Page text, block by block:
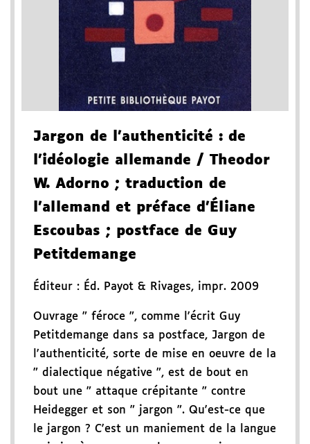
Jargon de l'authenticité : de
l'idéologie allemande / Theodor
W. Adorno ; traduction de
l'allemand et préface d'Éliane
Escoubas ; postface de Guy
Petitdemange
Éditeur : Éd. Payot & Rivages, impr. 2009
Ouvrage " féroce ", comme l'écrit Guy
Petitdemange dans sa postface, Jargon de
l'authenticité, sorte de mise en oeuvre de la
" dialectique négative ", est de bout en
bout une " attaque crépitante " contre
Heidegger et son " jargon ". Qu'est-ce que
le jargon ? C'est un maniement de la langue